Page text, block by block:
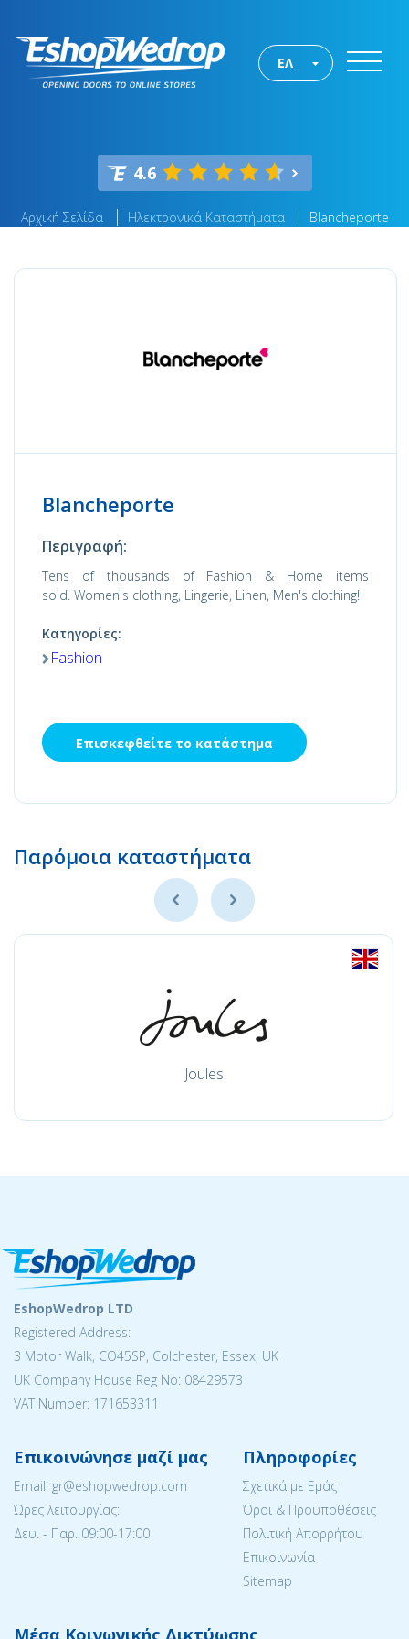
ΕΛ
4.6
Αρχική Σελίδα Ηλεκτρονικά Καταστήματα Blancheporte
Blancheporte
Περιγραφή:
Tens of thousands of Fashion & Home items
sold. Women's clothing, Lingerie, Linen, Men's clothing!
Κατηγορίες:
Fashion
Επισκεφθείτε το κατάστημα
Παρόμοια καταστήματα
Joules
EshopWedrop LTD
Registered Address:
3 Motor Walk, CO45SP, Colchester, Essex, UK
UK Company House Reg No: 08429573
VAT Number: 171653311
Επικοινώνησε μαζί μας
Email: gr@eshopwedrop.com
Ώρες λειτουργίας:
Δευ. - Παρ. 09:00-17:00
Πληροφορίες
Σχετικά με Εμάς
Όροι & Προϋποθέσεις
Πολιτική Απορρήτου
Επικοινωνία
Sitemap
Μέσα Κοινωνικής Δικτύωσης